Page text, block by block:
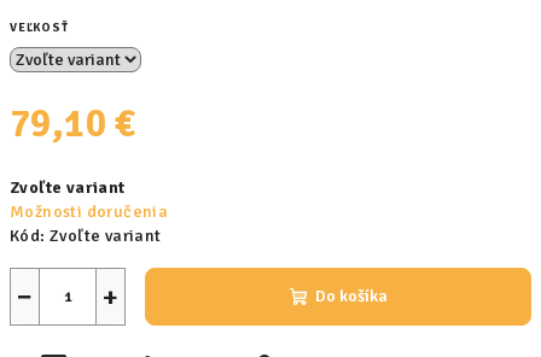
VEĽKOSŤ
79,10 €
cena:
Zvoľte variant
Možnosti doručenia
Kód: Zvoľte variant
+
− Do košíka